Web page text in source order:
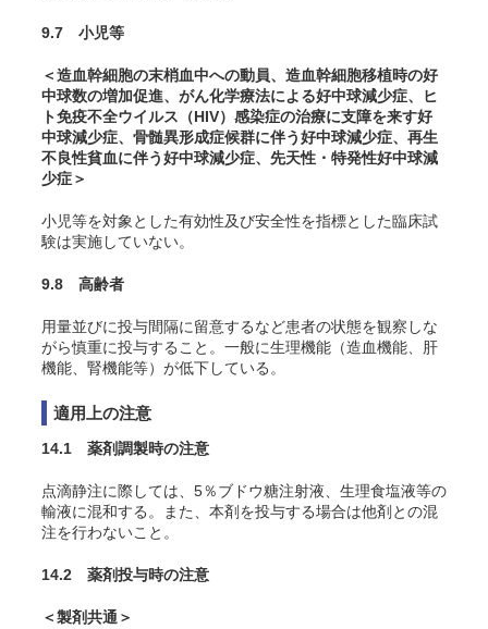
9.7 小児等
＜造血幹細胞の末梢血中への動員、造血幹細胞移植時の好
中球数の増加促進、がん化学療法による好中球減少症、ヒ
ト免疫不全ウイルス（HIV）感染症の治療に支障を来す好
中球減少症、骨髄異形成症候群に伴う好中球減少症、再生
不良性貧血に伴う好中球減少症、先天性・特発性好中球減
少症＞
小児等を対象とした有効性及び安全性を指標とした臨床試
験は実施していない。
9.8 高齢者
用量並びに投与間隔に留意するなど患者の状態を観察しな
がら慎重に投与すること。一般に生理機能（造血機能、肝
機能、腎機能等）が低下している。
適用上の注意
14.1 薬剤調製時の注意
点滴静注に際しては、5％ブドウ糖注射液、生理食塩液等の
輸液に混和する。また、本剤を投与する場合は他剤との混
注を行わないこと。
14.2 薬剤投与時の注意
＜製剤共通＞